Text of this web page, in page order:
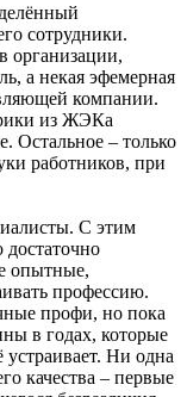
сотрудники.
организации,
а некая эфемерная
компании.
из ЖЭКа
Остальное – только
работников, при
С этим
достаточно
опытные,
профессию.
профи, но пока
в годах, которые
устраивает. Ни одна
качества – первые